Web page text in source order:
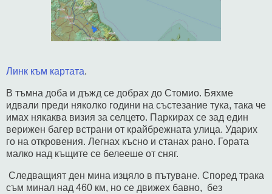
Линк към картата.
В тъмна доба и дъжд се добрах до Стомио. Бяхме
идвали преди няколко години на състезание тука, така че
имах някаква визия за селцето. Паркирах се зад един
верижен багер встрани от крайбрежната улица. Ударих
го на откровения. Легнах късно и станах рано. Гората
малко над къщите се белееше от сняг.
Следващият ден мина изцяло в пътуване. Според трака
съм минал над 460 км, но се движех бавно, без